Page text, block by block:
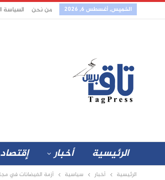
الخميس, أغسطس 6, 2026 من نحن السياسة
الرئيسية أخبار إقتصاد
الرئيسية أخبار سياسية أزمة الفيضانات في